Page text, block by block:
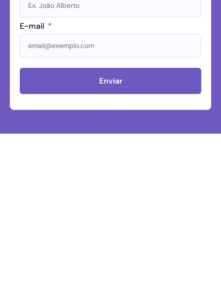
E-mail
Enviar